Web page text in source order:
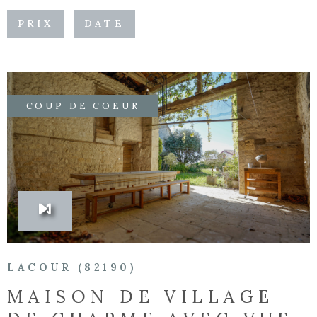
PRIX DATE
LACOUR (82190)
MAISON DE VILLAGE
COUP DE COEUR
VOIR LE BIEN
Pièces
PIÈCES
CRITÈRES
SUPPLÉMENTAIRES
Piscine
Parking
Terrasse
RECHERCHER